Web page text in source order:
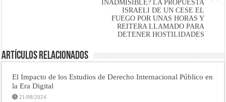
INADMISIBLE? LA PROPUESTA
ISRAELI DE UN CESE EL
FUEGO POR UNAS HORAS Y
REITERA LLAMADO PARA
DETENER HOSTILIDADES
Artículos Relacionados
El Impacto de los Estudios de Derecho Internacional Público en
la Era Digital
21/08/2024